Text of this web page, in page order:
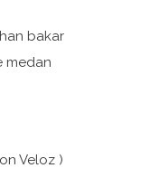
bakar
medan
Veloz )